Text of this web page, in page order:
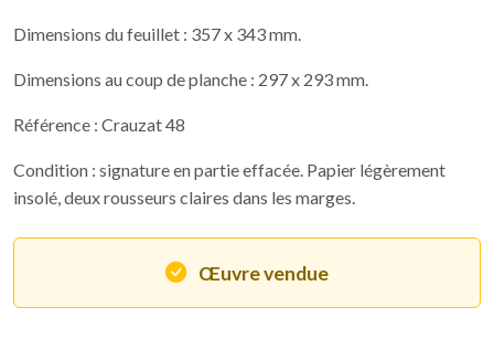
Dimensions du feuillet : 357 x 343 mm.
Dimensions au coup de planche : 297 x 293 mm.
Référence : Crauzat 48
Condition : signature en partie effacée. Papier légèrement
insolé, deux rousseurs claires dans les marges.
Œuvre vendue